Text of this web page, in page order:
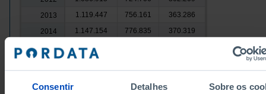
Consentir Detalhes Sobre os
2013
1.119.447 756.161
363.286
2014
1.147.154 776.835
370.319
2015
1.181.406